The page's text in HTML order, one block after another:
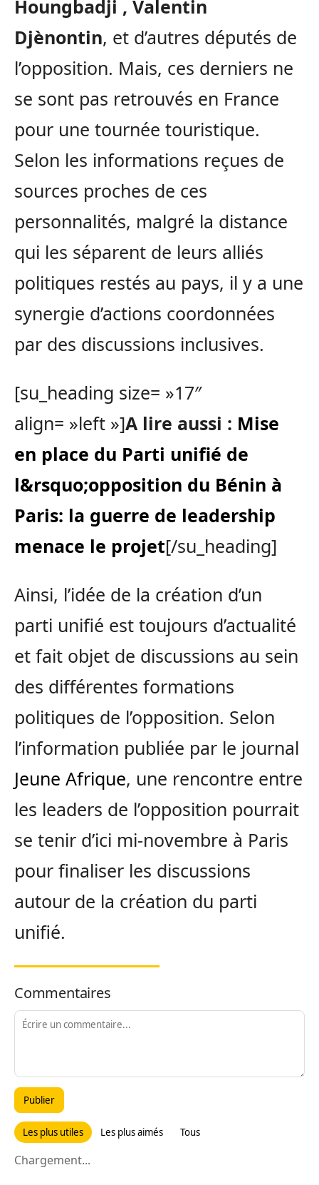
Houngbadji , Valentin
Djènontin, et d’autres députés de
l’opposition. Mais, ces derniers ne
se sont pas retrouvés en France
pour une tournée touristique.
Selon les informations reçues de
sources proches de ces
personnalités, malgré la distance
qui les séparent de leurs alliés
politiques restés au pays, il y a une
synergie d’actions coordonnées
par des discussions inclusives.
[su_heading size= »17″
align= »left »]A lire aussi : Mise
en place du Parti unifié de
l&rsquo;opposition du Bénin à
Paris: la guerre de leadership
menace le projet[/su_heading]
Ainsi, l’idée de la création d’un
parti unifié est toujours d’actualité
et fait objet de discussions au sein
des différentes formations
politiques de l’opposition. Selon
l’information publiée par le journal
Jeune Afrique, une rencontre entre
les leaders de l’opposition pourrait
se tenir d’ici mi-novembre à Paris
pour finaliser les discussions
autour de la création du parti
unifié.
Commentaires
Publier
Les plus utiles Les plus aimés Tous
Chargement...